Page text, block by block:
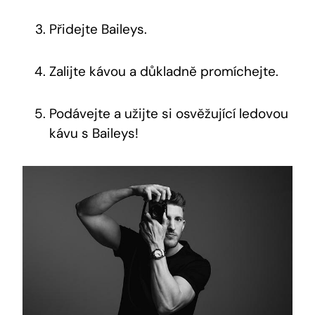
Přidejte Baileys.
Zalijte kávou a důkladně promíchejte.
Podávejte a užijte si osvěžující ledovou
kávu s Baileys!